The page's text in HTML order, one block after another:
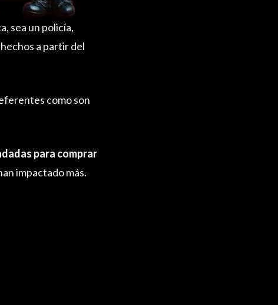
sea un policía,
a partir del
como son
para comprar
impactado más.